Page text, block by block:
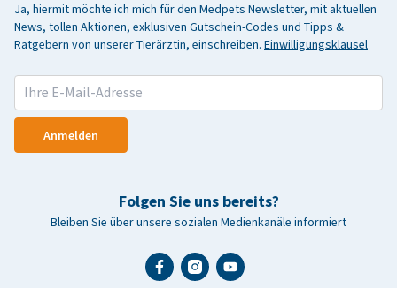
Ja, hiermit möchte ich mich für den Medpets Newsletter, mit aktuellen
News, tollen Aktionen, exklusiven Gutschein-Codes und Tipps &
Ratgebern von unserer Tierärztin, einschreiben. Einwilligungsklausel
Anmelden
Folgen Sie uns bereits?
Bleiben Sie über unsere sozialen Medienkanäle informiert